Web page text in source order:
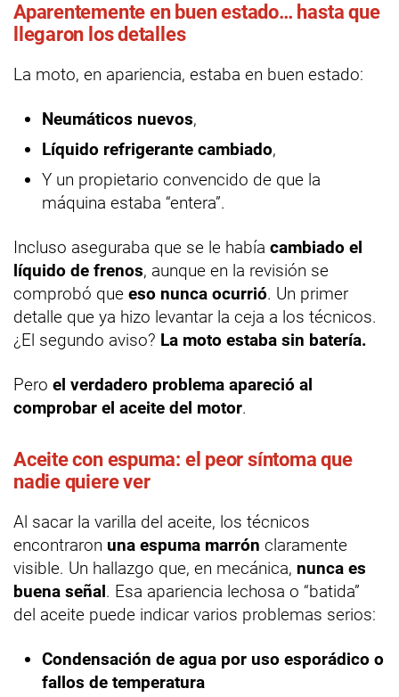
Aparentemente en buen estado… hasta que
llegaron los detalles
La moto, en apariencia, estaba en buen estado:
Neumáticos nuevos,
Líquido refrigerante cambiado,
Y un propietario convencido de que la
máquina estaba “entera”.
Incluso aseguraba que se le había cambiado el
líquido de frenos, aunque en la revisión se
comprobó que eso nunca ocurrió. Un primer
detalle que ya hizo levantar la ceja a los técnicos.
¿El segundo aviso? La moto estaba sin batería.
Pero el verdadero problema apareció al
comprobar el aceite del motor.
Aceite con espuma: el peor síntoma que
nadie quiere ver
Al sacar la varilla del aceite, los técnicos
encontraron una espuma marrón claramente
visible. Un hallazgo que, en mecánica, nunca es
buena señal. Esa apariencia lechosa o “batida”
del aceite puede indicar varios problemas serios:
Condensación de agua por uso esporádico o
fallos de temperatura